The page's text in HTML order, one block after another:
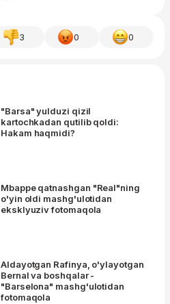
3 0 0
"Barsa" yulduzi qizil
kartochkadan qutilib qoldi:
Hakam haqmidi?
Mbappe qatnashgan "Real"ning
o'yin oldi mashg'ulotidan
eksklyuziv fotomaqola
Aldayotgan Rafinya, o'ylayotgan
Bernal va boshqalar -
"Barselona" mashg'ulotidan
fotomaqola